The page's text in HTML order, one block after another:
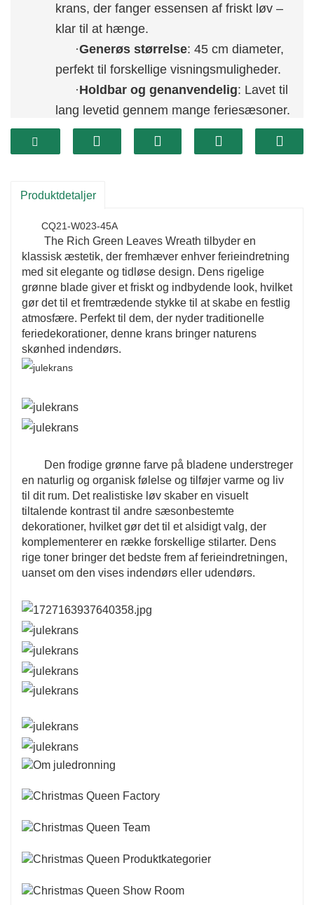
krans, der fanger essensen af ​​friskt løv –
klar til at hænge.
·Generøs størrelse: 45 cm diameter,
perfekt til forskellige visningsmuligheder.
·Holdbar og genanvendelig: Lavet til
lang levetid gennem mange feriesæsoner.
Produktdetaljer
CQ21-W023-45A
The Rich Green Leaves Wreath tilbyder en
klassisk æstetik, der fremhæver enhver ferieindretning
med sit elegante og tidløse design. Dens rigelige
grønne blade giver et friskt og indbydende look, hvilket
gør det til et fremtrædende stykke til at skabe en festlig
atmosfære. Perfekt til dem, der nyder traditionelle
feriedekorationer, denne krans bringer naturens
skønhed indendørs.
Den frodige grønne farve på bladene understreger
en naturlig og organisk følelse og tilføjer varme og liv
til dit rum. Det realistiske løv skaber en visuelt
tiltalende kontrast til andre sæsonbestemte
dekorationer, hvilket gør det til et alsidigt valg, der
komplementerer en række forskellige stilarter. Dens
rige toner bringer det bedste frem af ferieindretningen,
uanset om den vises indendørs eller udendørs.